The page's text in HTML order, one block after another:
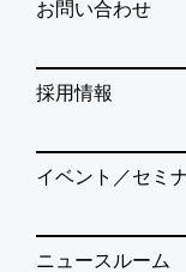
お問い合わせ
採用情報
イベント／セミ
ニュースルーム